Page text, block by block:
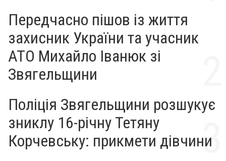
Передчасно пішов із життя
захисник України та учасник
АТО Михайло Іванюк зі
Звягельщини
Поліція Звягельщини розшукує
зниклу 16-річну Тетяну
Корчевську: прикмети дівчини